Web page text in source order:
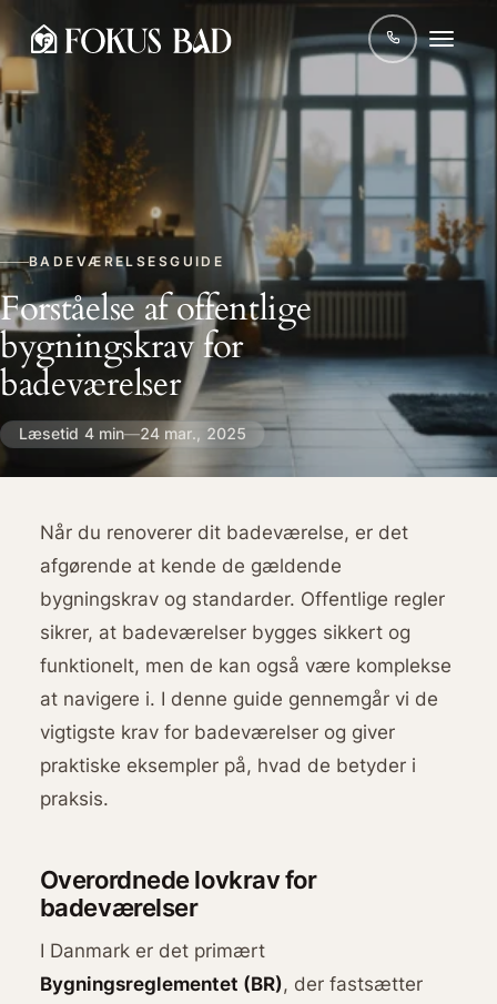
BADEVÆRELSESGUIDE
Forståelse af offentlige
bygningskrav for
badeværelser
Læsetid 4 min—24 mar., 2025
Når du renoverer dit badeværelse, er det
afgørende at kende de gældende
bygningskrav og standarder. Offentlige regler
sikrer, at badeværelser bygges sikkert og
funktionelt, men de kan også være komplekse
at navigere i. I denne guide gennemgår vi de
vigtigste krav for badeværelser og giver
praktiske eksempler på, hvad de betyder i
praksis.
Overordnede lovkrav for
badeværelser
I Danmark er det primært
Bygningsreglementet (BR), der fastsætter